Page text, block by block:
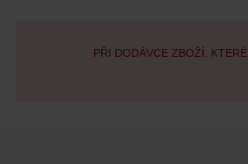
PŘI DODÁVCE ZBOŽÍ,